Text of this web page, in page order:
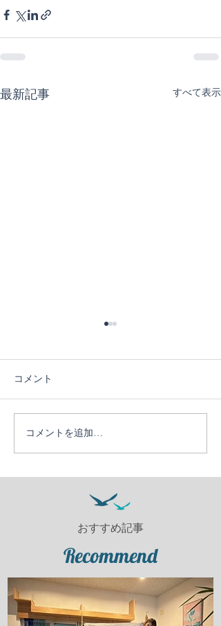
最新記事 すべて表示
６日目！
コメント
コメントを追加…
おすすめ記事
Recommend